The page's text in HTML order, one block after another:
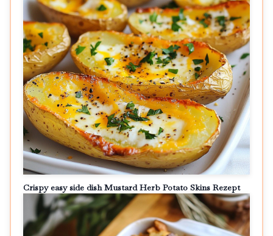
Crispy easy side dish Mustard Herb Potato Skins Rezept